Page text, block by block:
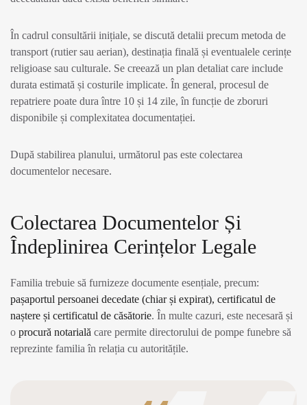
În cadrul consultării inițiale, se discută detalii precum metoda de
transport (rutier sau aerian), destinația finală și eventualele cerințe
religioase sau culturale. Se creează un plan detaliat care include
durata estimată și costurile implicate. În general, procesul de
repatriere poate dura între 10 și 14 zile, în funcție de zboruri
disponibile și complexitatea documentației.
După stabilirea planului, următorul pas este colectarea
documentelor necesare.
Colectarea Documentelor Și
Îndeplinirea Cerințelor Legale
Familia trebuie să furnizeze documente esențiale, precum:
pașaportul persoanei decedate (chiar și expirat), certificatul de
naștere și certificatul de căsătorie. În multe cazuri, este necesară și
o procură notarială care permite directorului de pompe funebre să
reprezinte familia în relația cu autoritățile.